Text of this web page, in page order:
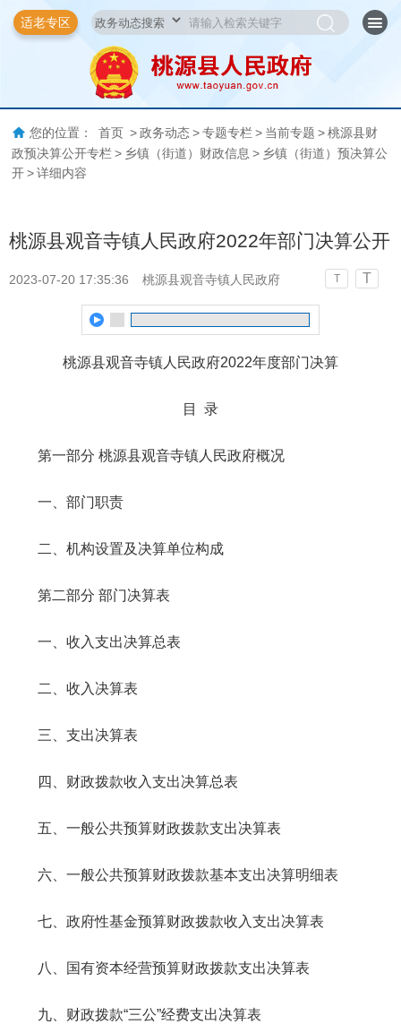
适老专区
您的位置： 首页 > 政务动态 > 专题专栏 > 当前专题 > 桃源县财
政预决算公开专栏 > 乡镇（街道）财政信息 > 乡镇（街道）预决算公
开 > 详细内容
桃源县观音寺镇人民政府2022年部门决算公开
2023-07-20 17:35:36 桃源县观音寺镇人民政府 T T
桃源县观音寺镇人民政府2022年度部门决算
目 录
第一部分 桃源县观音寺镇人民政府概况
一、部门职责
二、机构设置及决算单位构成
第二部分 部门决算表
一、收入支出决算总表
二、收入决算表
三、支出决算表
四、财政拨款收入支出决算总表
五、一般公共预算财政拨款支出决算表
六、一般公共预算财政拨款基本支出决算明细表
七、政府性基金预算财政拨款收入支出决算表
八、国有资本经营预算财政拨款支出决算表
九、财政拨款“三公”经费支出决算表